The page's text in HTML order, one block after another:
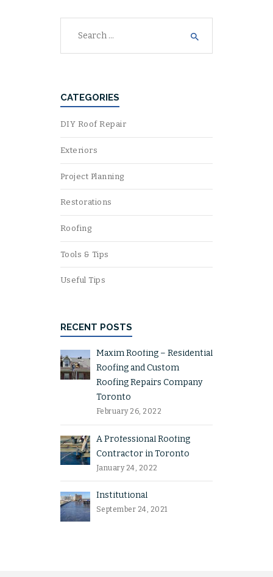
CATEGORIES
DIY Roof Repair
Exteriors
Project Planning
Restorations
Roofing
Tools & Tips
Useful Tips
RECENT POSTS
Maxim Roofing – Residential
Roofing and Custom
Roofing Repairs Company
Toronto
February 26, 2022
A Professional Roofing
Contractor in Toronto
January 24, 2022
Institutional
September 24, 2021